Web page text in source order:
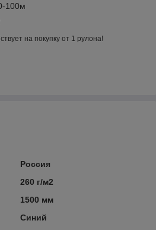
100м
на покупку от 1 рулона!
Россия
260 г/м2
1500 мм
Синий